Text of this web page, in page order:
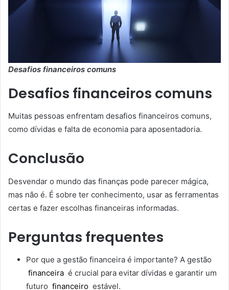
Desafios financeiros comuns
Desafios financeiros comuns
Muitas pessoas enfrentam desafios financeiros comuns,
como dívidas e falta de economia para aposentadoria.
Conclusão
Desvendar o mundo das finanças pode parecer mágica,
mas não é. É sobre ter conhecimento, usar as ferramentas
certas e fazer escolhas financeiras informadas.
Perguntas frequentes
Por que a gestão financeira é importante? A gestão
financeira é crucial para evitar dívidas e garantir um
futuro financeiro estável.